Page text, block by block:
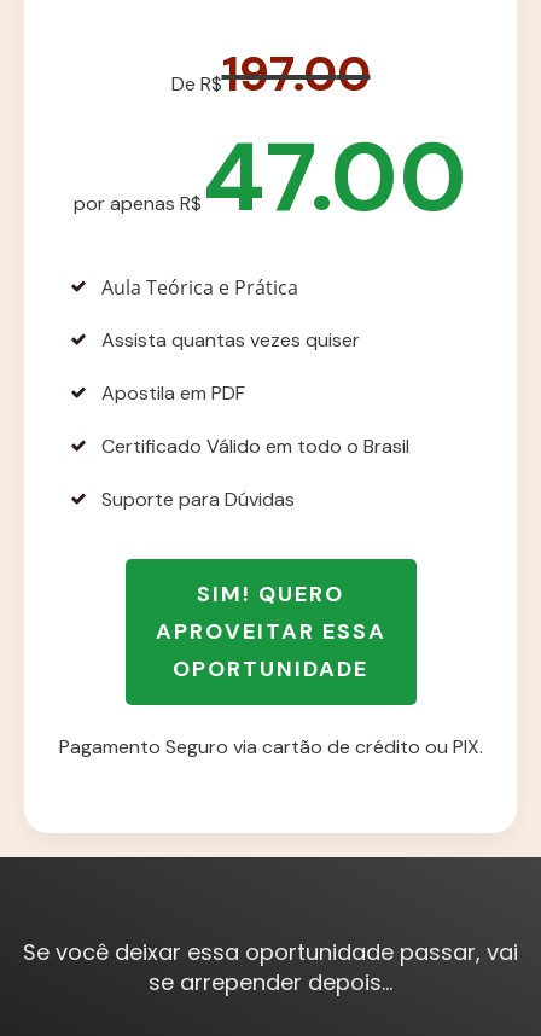
De R$197.00
por apenas R$ 47.00
Aula Teórica e Prática
Assista quantas vezes quiser
Apostila em PDF
Certificado Válido em todo o Brasil
Suporte para Dúvidas
SIM! QUERO
APROVEITAR ESSA
OPORTUNIDADE
Pagamento Seguro via cartão de crédito ou PIX.
Se você deixar essa oportunidade passar, vai
se arrepender depois...